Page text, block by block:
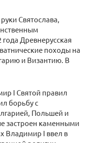
Святослава,
Древнерусская
походы на
и Византию. В
I Святой правил
борьбу с
Польшей и
застроен каменными
Владимир I ввел в